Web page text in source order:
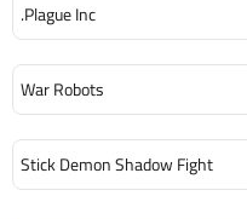
Plague Inc.
War Robots
Stick Demon Shadow Fight